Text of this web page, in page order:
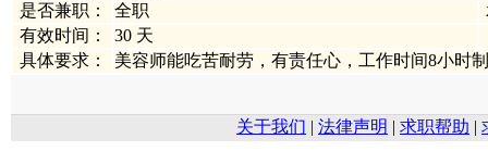
是否兼职：
全职
有效时间：
30 天
具体要求：
美容师能吃苦耐劳，有责任心，工作时间8小时
关于我们 | 法律声明 | 求职帮助 |